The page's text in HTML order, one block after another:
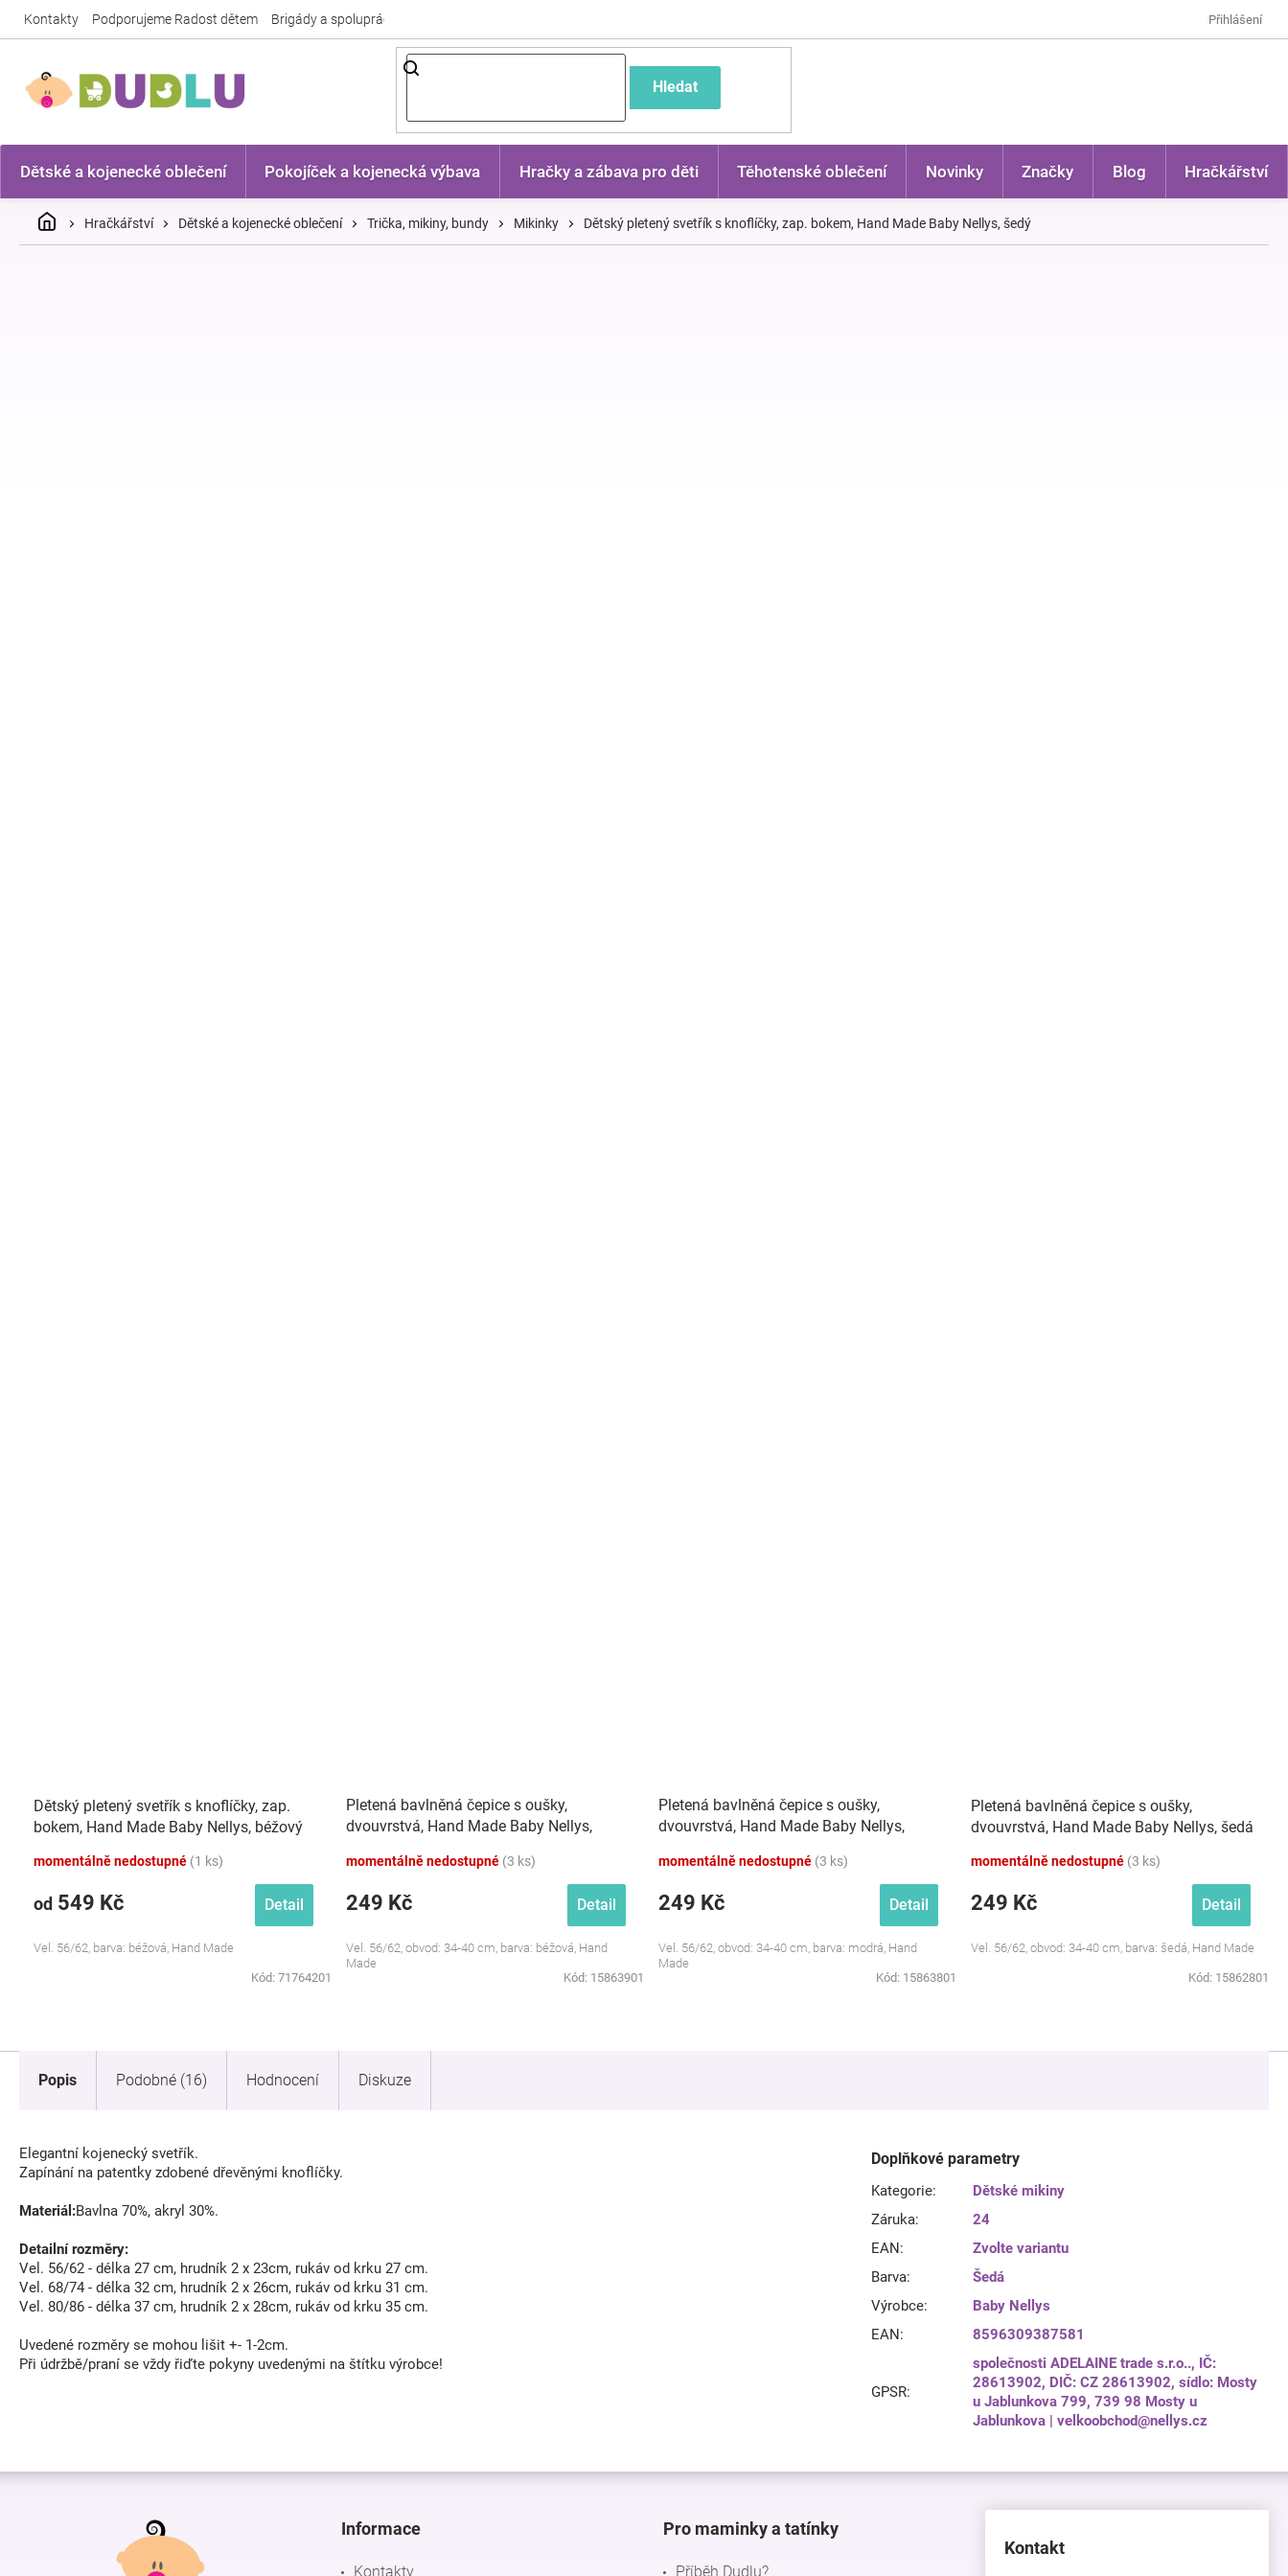
Kontakty Podporujeme Radost dětem Brigády a spolupráce Přihlášení
Hledat
Dětské a kojenecké oblečení Pokojíček a kojenecká výbava Hračky a zábava pro děti Těhotenské oblečení Novinky Značky Blog Hračkářství
DomůHračkářství Dětské a kojenecké oblečení Trička, mikiny, bundy Mikinky Dětský pletený svetřík s knoflíčky, zap. bokem, Hand Made Baby Nellys, šedý
Dětský pletený svetřík s knoflíčky, zap.
bokem, Hand Made Baby Nellys, béžový
momentálně nedostupné (1 ks)
od 549 Kč Detail
Vel. 56/62, barva: béžová, Hand Made
Kód: 71764201
Pletená bavlněná čepice s oušky,
dvouvrstvá, Hand Made Baby Nellys,
momentálně nedostupné (3 ks)
249 Kč Detail
Vel. 56/62, obvod: 34-40 cm, barva: béžová, Hand
Made
Kód: 15863901
Pletená bavlněná čepice s oušky,
dvouvrstvá, Hand Made Baby Nellys,
momentálně nedostupné (3 ks)
249 Kč Detail
Vel. 56/62, obvod: 34-40 cm, barva: modrá, Hand
Made
Kód: 15863801
Pletená bavlněná čepice s oušky,
dvouvrstvá, Hand Made Baby Nellys, šedá
momentálně nedostupné (3 ks)
249 Kč Detail
Vel. 56/62, obvod: 34-40 cm, barva: šedá, Hand Made
Kód: 15862801
Popis Podobné (16) Hodnocení Diskuze
Elegantní kojenecký svetřík.
Zapínání na patentky zdobené dřevěnými knoflíčky.
Materiál:Bavlna 70%, akryl 30%.
Detailní rozměry:
Vel. 56/62 - délka 27 cm, hrudník 2 x 23cm, rukáv od krku 27 cm.
Vel. 68/74 - délka 32 cm, hrudník 2 x 26cm, rukáv od krku 31 cm.
Vel. 80/86 - délka 37 cm, hrudník 2 x 28cm, rukáv od krku 35 cm.
Uvedené rozměry se mohou lišit +- 1-2cm.
Při údržbě/praní se vždy řiďte pokyny uvedenými na štítku výrobce!
Doplňkové parametry
Kategorie:
Dětské mikiny
Záruka:
24
EAN:
Zvolte variantu
Barva:
Šedá
Výrobce:
Baby Nellys
EAN: 8596309387581
GPSR:
společnosti ADELAINE trade s.r.o.., IČ:
28613902, DIČ: CZ 28613902, sídlo: Mosty
u Jablunkova 799, 739 98 Mosty u
Jablunkova | velkoobchod@nellys.cz
Z
Informace
Kontakty
Pro maminky a tatínky
Příběh Dudlu?
Kontakt